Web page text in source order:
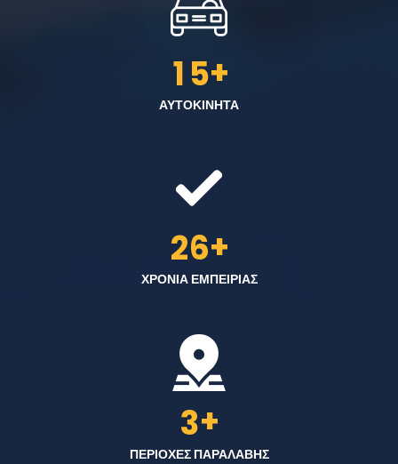
15+
ΑΥΤΟΚΙΝΗΤΑ
26+
ΧΡΟΝΙΑ ΕΜΠΕΙΡΙΑΣ
3+
ΠΕΡΙΟΧΕΣ ΠΑΡΑΛΑΒΗΣ